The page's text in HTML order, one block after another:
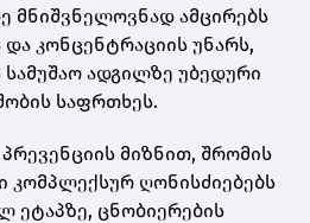
მნიშვნელოვნად ამცირებს
კონცენტრაციის უნარს,
ადგილზე უბედური
საფრთხეს.
მიზნით, შრომის
კომპლექსურ ღონისძიებებს
ეტაპზე, ცნობიერების